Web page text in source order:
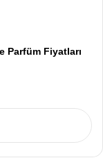
Parfüm Fiyatları